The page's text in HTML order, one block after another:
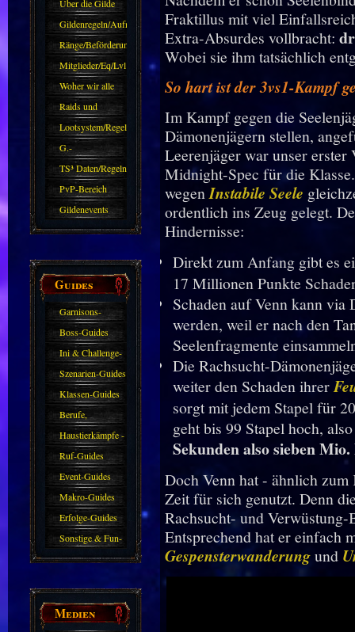
Über die Gilde
(DAW)
Gildenregeln/Aufnahme
Ränge/Beförderungen
Mitglieder/Eq/Lvl
Woher wir alle
kommen.
Raids und
Zubehör
Lootsystem/Regeln
G.-
Sparkasse/Goldleihen
TS³ Daten/Regeln
PvP-Bereich
Gildenevents
Guides
Garnisons-
Guides
Boss-Guides
Ini & Challenge-
Guides
Szenarien-Guides
Klassen-Guides
Berufe,
Farmkarten und
Haustiere
Haustierkämpfe -
Guide
Ruf-Guides
Event-Guides
Makro-Guides
Erfolge-Guides
Sonstige & Fun-
Guides
Medien
Fraktillus mit viel
Extra-Absurdes vollbracht:
Wobei sie ihm tatsächlich
So hart ist der 3vs1-Kampf
Im Kampf gegen die
Dämonenjägern stellen,
Leerenjäger war unser
Midnight-Spec für die
wegenInstabile Seele
ordentlich ins Zeug gelegt.
Hindernisse:
Direkt zum Anfang gibt es
17 Millionen Punkte
Schaden auf Venn kann via
werden, weil er nach den
Seelenfragmente
Die Rachsucht-
weiter den Schaden ihrer
sorgt mit jedem Stapel für
geht bis 99 Stapel hoch,
Sekunden also sieben
Doch Venn hat - ähnlich
Zeit für sich genutzt. Denn
Rachsucht- und
Entsprechend hat er einfach
Gespensterwanderungund